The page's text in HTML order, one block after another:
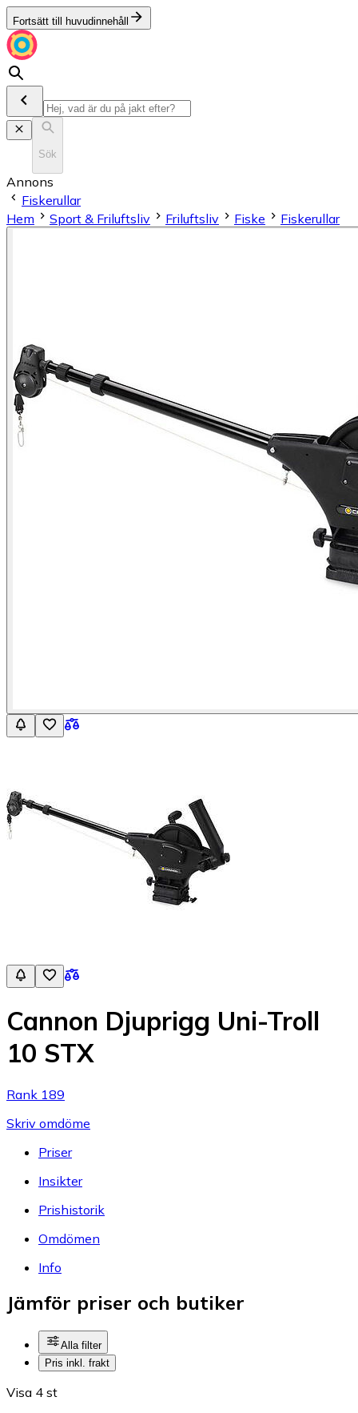
Fortsätt till huvudinnehåll
Sök
Annons
Fiskerullar
Hem
Sport & Friluftsliv Friluftsliv Fiske Fiskerullar
Cannon Djuprigg Uni-Troll
10 STX
Rank 189
Skriv omdöme
Priser
Insikter
Prishistorik
Omdömen
Info
Jämför priser och butiker
Alla filter
Pris inkl. frakt
Visa 4 st